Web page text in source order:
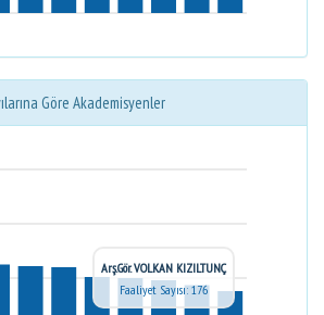
Göre Akademisyenler
Arş.Gör. VOLKAN KIZILTUNÇ
Faaliyet Sayısı: 176